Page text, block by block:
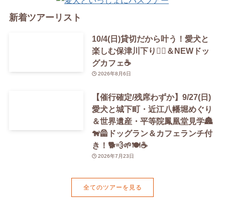
新着ツアーリスト
10/4(日)貸切だから叶う！愛犬と
楽しむ保津川下り🚣‍♀️＆NEWドッ
グカフェ☕️
2026年8月6日
【催行確定/残席わずか】9/27(日)
愛犬と城下町・近江八幡堀めぐり
＆世界遺産・平等院鳳凰堂見学🏯
🐕‍🦺ドッグラン＆カフェランチ付
き！🐕💨🌱🍽️☕️
2026年7月23日
全てのツアーを見る